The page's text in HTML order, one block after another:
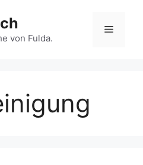
von Fulda.
Menü